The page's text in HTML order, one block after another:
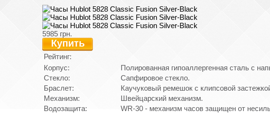
5985 грн.
Купить
Рейтинг:
Корпус:
Полированная гипоаллергенная сталь с
Стекло:
Сапфировое стекло.
Браслет:
Каучуковый ремешок с клипсовой
Механизм:
Швейцарский механизм.
Водозащита:
WR-30 - механизм часов защищен от